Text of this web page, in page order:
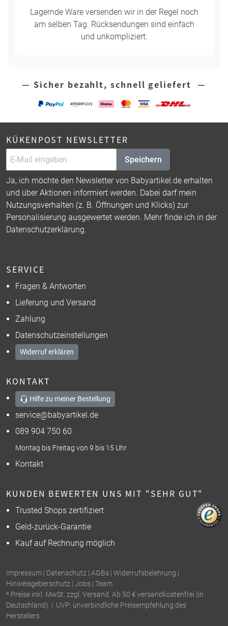
Lagernde Ware versenden wir in der Regel noch
am selben Tag. Rücksendungen sind einfach
und unkompliziert.
— Sicher bezahlt, schnell geliefert —
KÜKENPOST NEWSLETTER
Speichern
Ja, ich möchte den Newsletter von Babyartikel.de erhalten
und über Aktionen informiert werden. Dabei darf mein
Nutzungsverhalten (z. B. Öffnungen und Klicks) zur
Personalisierung ausgewertet werden. Mehr finde ich in der
Datenschutzerklärung.
SERVICE
Fragen & Antworten
Lieferung und Versand
Zahlung
Datenschutzeinstellungen
Widerruf erklären
KONTAKT
Hilfe zu meiner Bestellung
service@babyartikel.de
089 904 750 60
Montag bis Freitag von 9 bis 15 Uhr
Kontakt
KUNDEN BEWERTEN UNS MIT "SEHR GUT"
Trusted Shops zertifiziert
Geld-zurück-Garantie
Kauf auf Rechnung möglich
Impressum | Datenschutz | AGBs | Widerrufsbelehrung |
Hinweisgeberschutz | Jobs | Team
* Preise inkl. MwSt. zzgl. Versand. Ab 50 € versandkostenfrei (in
Deutschland). | UVP: unverbindliche Preisempfehlung des
Herstellers.